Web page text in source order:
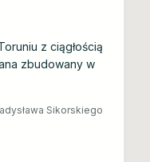
z ciągłością
zbudowany w
Sikorskiego